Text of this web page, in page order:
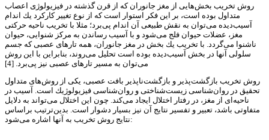
روش تخریب بخش‌هایی از مغز جانوران كه از قرن گذشته در فیزیولوژی اعصاب
متداول بوده است، بر این فكر استوار است كه از نوع تغییر كاركرد یك اندام
آسیب‌دیده می‌توان به نقش طبیعی آن اندام پی‌برد؛ مثلا با تخریب ناحیه حركتی
مغز، عضلات حیوان فلج می‌شود و با آسیب رساندن به مركز شنوایی، حیوان
ناشنوا می‌گردد. با تخریب یك بخش در مغز جانوران، همه تارهای عصبی كه جسم
سلولی آنها در بخش آسیب‌دیده بوده است تحلیل می‌روند، بنابراین با این روش
می‌توان به مسیر تارهای عصبی نیز پی‌برد. [4]
روش تخریب بازگشت‌پذیر و بازگشت‌ناپذیر بافت عصبی، یكی از روش‌های متداول
تحقیق در روان‌شناسی زیست‌شناختی و روان‌شناسی فیزیولوژیك است. آسیب در
ناحیه‌ای از مغز، در رفتار اختلال ایجاد می‌كند. چون این اختلال می‌تواند به دلایل
متفاوتی باشد، تعبیر و تفسیر نتایج آن نیز بسیار دشوار است. بدین‌ترتیب براساس
نتایج روش تخریب به آنها اشاره می‌شود: